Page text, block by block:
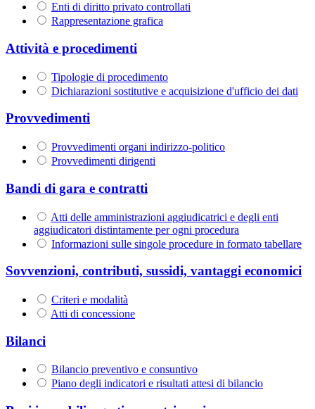
Enti di diritto privato controllati
Rappresentazione grafica
Attività e procedimenti
Tipologie di procedimento
Dichiarazioni sostitutive e acquisizione d'ufficio dei dati
Provvedimenti
Provvedimenti organi indirizzo-politico
Provvedimenti dirigenti
Bandi di gara e contratti
Atti delle amministrazioni aggiudicatrici e degli enti
aggiudicatori distintamente per ogni procedura
Informazioni sulle singole procedure in formato tabellare
Sovvenzioni, contributi, sussidi, vantaggi economici
Criteri e modalità
Atti di concessione
Bilanci
Bilancio preventivo e consuntivo
Piano degli indicatori e risultati attesi di bilancio